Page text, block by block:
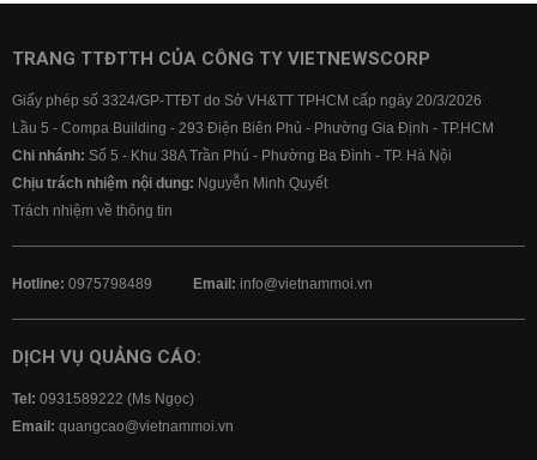
TRANG TTĐTTH CỦA CÔNG TY VIETNEWSCORP
Giấy phép số 3324/GP-TTĐT do Sở VH&TT TPHCM cấp ngày 20/3/2026
Lầu 5 - Compa Building - 293 Điện Biên Phủ - Phường Gia Định - TP.HCM
Chi nhánh: Số 5 - Khu 38A Trần Phú - Phường Ba Đình - TP. Hà Nội
Chịu trách nhiệm nội dung: Nguyễn Minh Quyết
Trách nhiệm về thông tin
Hotline: 0975798489 Email: info@vietnammoi.vn
DỊCH VỤ QUẢNG CÁO:
Tel: 0931589222 (Ms Ngọc)
Email: quangcao@vietnammoi.vn